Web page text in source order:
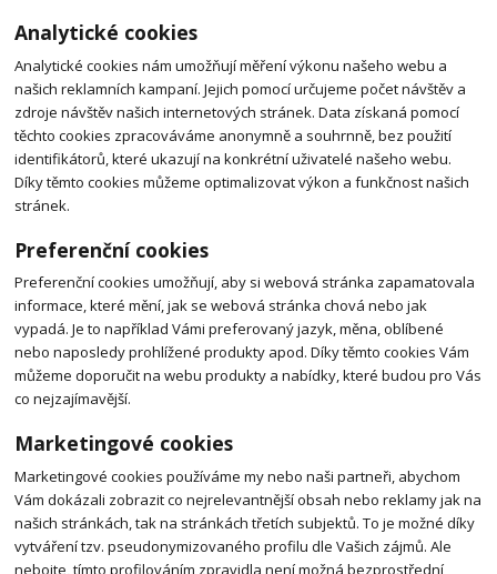
Analytické cookies
Analytické cookies nám umožňují měření výkonu našeho webu a
našich reklamních kampaní. Jejich pomocí určujeme počet návštěv a
zdroje návštěv našich internetových stránek. Data získaná pomocí
těchto cookies zpracováváme anonymně a souhrnně, bez použití
identifikátorů, které ukazují na konkrétní uživatelé našeho webu.
Díky těmto cookies můžeme optimalizovat výkon a funkčnost našich
stránek.
Preferenční cookies
Preferenční cookies umožňují, aby si webová stránka zapamatovala
informace, které mění, jak se webová stránka chová nebo jak
vypadá. Je to například Vámi preferovaný jazyk, měna, oblíbené
nebo naposledy prohlížené produkty apod. Díky těmto cookies Vám
můžeme doporučit na webu produkty a nabídky, které budou pro Vás
co nejzajímavější.
Marketingové cookies
Marketingové cookies používáme my nebo naši partneři, abychom
Vám dokázali zobrazit co nejrelevantnější obsah nebo reklamy jak na
našich stránkách, tak na stránkách třetích subjektů. To je možné díky
vytváření tzv. pseudonymizovaného profilu dle Vašich zájmů. Ale
nebojte, tímto profilováním zpravidla není možná bezprostřední